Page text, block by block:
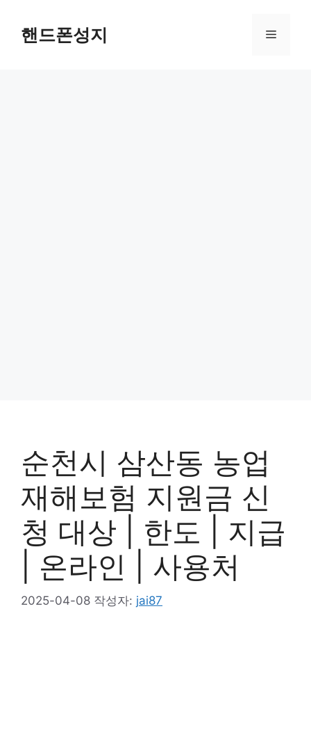
핸드폰성지 메
순천시 삼산동 농업
재해보험 지원금 신
청 대상 | 한도 | 지급
| 온라인 | 사용처
2025-04-08 작성자: jai87